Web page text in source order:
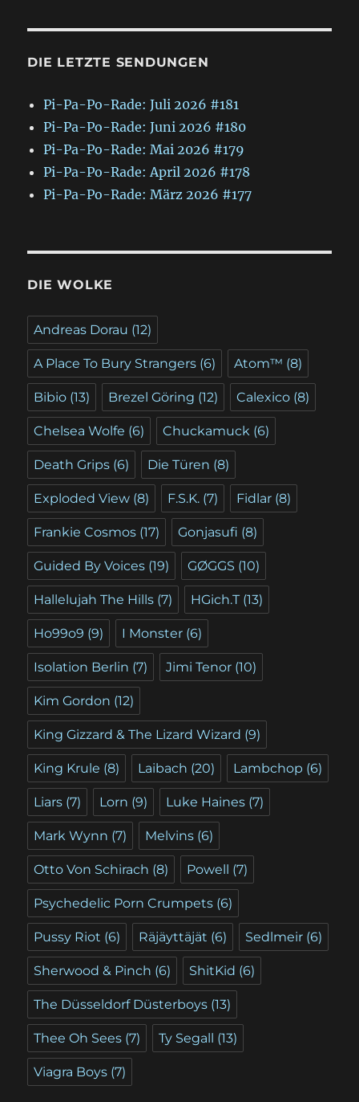
DIE LETZTE SENDUNGEN
Pi-Pa-Po-Rade: Juli 2026 #181
Pi-Pa-Po-Rade: Juni 2026 #180
Pi-Pa-Po-Rade: Mai 2026 #179
Pi-Pa-Po-Rade: April 2026 #178
Pi-Pa-Po-Rade: März 2026 #177
DIE WOLKE
Andreas Dorau (12)
A Place To Bury Strangers (6) Atom™ (8)
Bibio (13) Brezel Göring (12) Calexico (8)
Chelsea Wolfe (6) Chuckamuck (6)
Death Grips (6) Die Türen (8)
Exploded View (8) F.S.K. (7) Fidlar (8)
Frankie Cosmos (17) Gonjasufi (8)
Guided By Voices (19) GØGGS (10)
Hallelujah The Hills (7) HGich.T (13)
Ho99o9 (9) I Monster (6)
Isolation Berlin (7) Jimi Tenor (10)
Kim Gordon (12)
King Gizzard & The Lizard Wizard (9)
King Krule (8) Laibach (20) Lambchop (6)
Liars (7) Lorn (9) Luke Haines (7)
Mark Wynn (7) Melvins (6)
Otto Von Schirach (8) Powell (7)
Psychedelic Porn Crumpets (6)
Pussy Riot (6) Räjäyttäjät (6) Sedlmeir (6)
Sherwood & Pinch (6) ShitKid (6)
The Düsseldorf Düsterboys (13)
Thee Oh Sees (7) Ty Segall (13)
Viagra Boys (7)